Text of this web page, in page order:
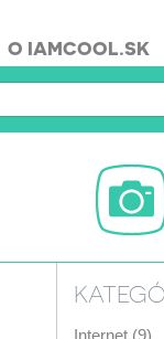
O IAMCOOL.SK
Internet (9)